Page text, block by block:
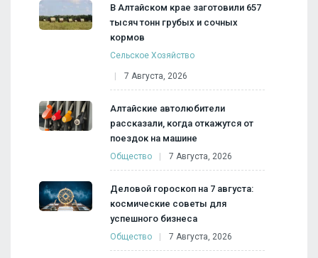
В Алтайском крае заготовили 657
тысяч тонн грубых и сочных
кормов
Сельское Хозяйство
7 Августа, 2026
Алтайские автолюбители
рассказали, когда откажутся от
поездок на машине
Общество 7 Августа, 2026
Деловой гороскоп на 7 августа:
космические советы для
успешного бизнеса
Общество 7 Августа, 2026